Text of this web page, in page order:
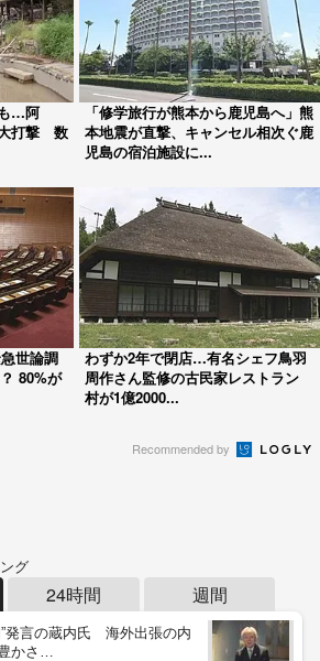
…阿
打撃 数
「修学旅行が熊本から鹿児島へ」熊
本地震が直撃、キャンセル相次ぐ鹿
児島の宿泊施設に...
世論調
80%が
わずか2年で閉店…有名シェフ鳥羽
周作さん監修の古民家レストラン
村が1億2000...
Recommended by
グ
24時間 週間
”発言の蔵内氏 海外出張の内
かさ…